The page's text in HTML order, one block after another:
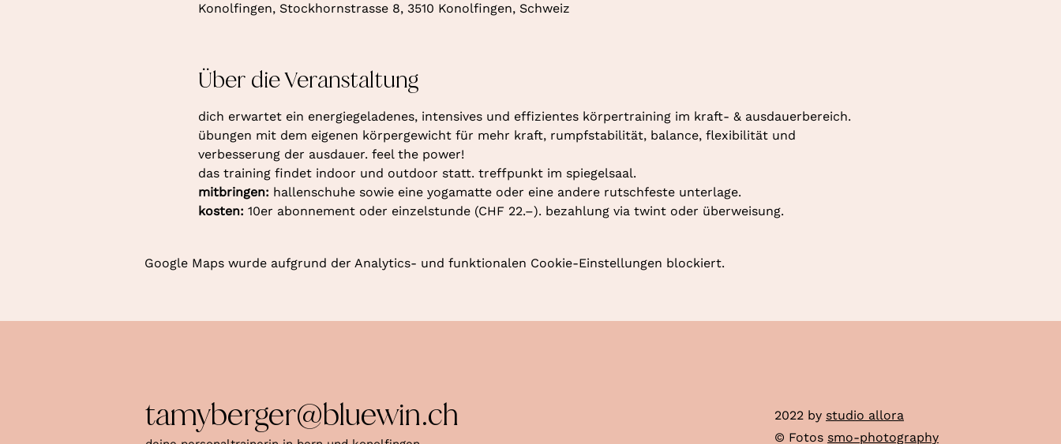
Konolfingen, Stockhornstrasse 8, 3510 Konolfingen, Schweiz
Über die Veranstaltung
dich erwartet ein energiegeladenes, intensives und effizientes körpertraining im kraft- & ausdauerbereich.
übungen mit dem eigenen körpergewicht für mehr kraft, rumpfstabilität, balance, flexibilität und
verbesserung der ausdauer. feel the power!
das training findet indoor und outdoor statt. treffpunkt im spiegelsaal.
mitbringen: hallenschuhe sowie eine yogamatte oder eine andere rutschfeste unterlage.
kosten: 10er abonnement oder einzelstunde (CHF 22.–). bezahlung via twint oder überweisung.
Google Maps wurde aufgrund der Analytics- und funktionalen Cookie-Einstellungen blockiert.
tamyberger@bluewin.ch 2022 by studio allora
© Fotos smo-photography